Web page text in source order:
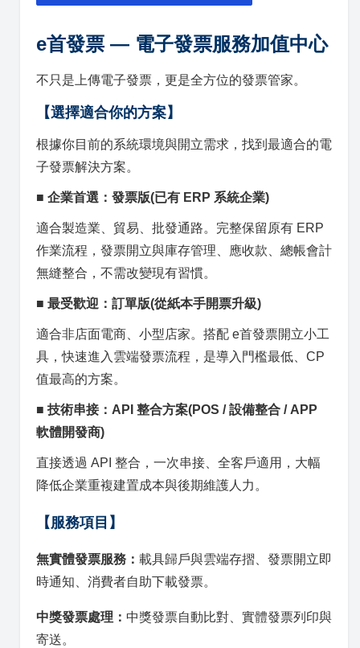
e首發票 — 電子發票服務加值中心
不只是上傳電子發票，更是全方位的發票管家。
【選擇適合你的方案】
根據你目前的系統環境與開立需求，找到最適合的電
子發票解決方案。
■ 企業首選：發票版(已有 ERP 系統企業)
適合製造業、貿易、批發通路。完整保留原有 ERP
作業流程，發票開立與庫存管理、應收款、總帳會計
無縫整合，不需改變現有習慣。
■ 最受歡迎：訂單版(從紙本手開票升級)
適合非店面電商、小型店家。搭配 e首發票開立小工
具，快速進入雲端發票流程，是導入門檻最低、CP
值最高的方案。
■ 技術串接：API 整合方案(POS / 設備整合 / APP
軟體開發商)
直接透過 API 整合，一次串接、全客戶適用，大幅
降低企業重複建置成本與後期維護人力。
【服務項目】
無實體發票服務： 載具歸戶與雲端存摺、發票開立即
時通知、消費者自助下載發票。
中獎發票處理： 中獎發票自動比對、實體發票列印與
寄送。